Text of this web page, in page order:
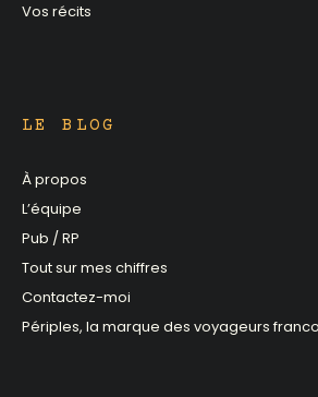
Vos récits
LE BLOG
À propos
L’équipe
Pub / RP
Tout sur mes chiffres
Contactez-moi
Périples, la marque des voyageurs